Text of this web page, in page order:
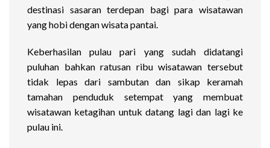
destinasi sasaran terdepan bagi para wisatawan
yang hobi dengan wisata pantai.
Keberhasilan pulau pari yang sudah didatangi
puluhan bahkan ratusan ribu wisatawan tersebut
tidak lepas dari sambutan dan sikap keramah
tamahan penduduk setempat yang membuat
wisatawan ketagihan untuk datang lagi dan lagi ke
pulau ini.